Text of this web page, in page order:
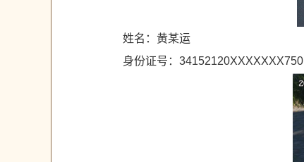
姓名：黄某运
身份证号：34152120XXXXXXX750